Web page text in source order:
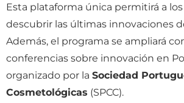
Esta plataforma única permitirá a
descubrir las últimas innovaciones
Además, el programa se ampliará
conferencias sobre innovación en
organizado por la Sociedad
Cosmetológicas (SPCC).